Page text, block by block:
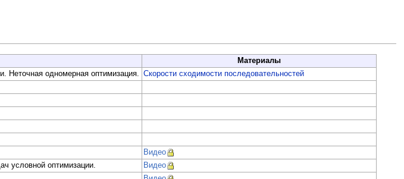
Материалы
Неточная одномерная оптимизация.
Скорости сходимости последовательностей
Видео
условной оптимизации.
Видео